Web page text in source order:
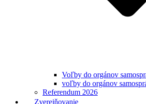
Voľby do orgánov
voľby do orgánov
Referendum 2026
Zverejňovanie